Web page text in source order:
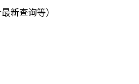
新查询等）